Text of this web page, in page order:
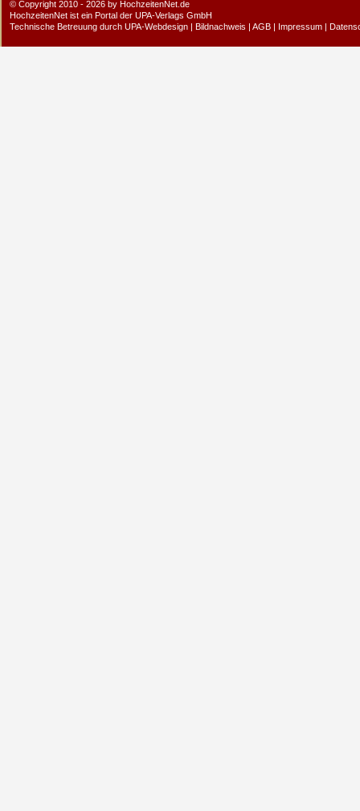
© Copyright 2010 - 2026 by HochzeitenNet.de
HochzeitenNet ist ein Portal der UPA-Verlags GmbH
Technische Betreuung durch UPA-Webdesign | Bildnachweis | AGB | Impressum |